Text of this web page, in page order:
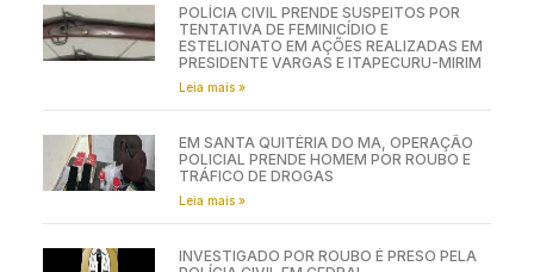
POLÍCIA CIVIL PRENDE SUSPEITOS POR
TENTATIVA DE FEMINICÍDIO E
ESTELIONATO EM AÇÕES REALIZADAS EM
PRESIDENTE VARGAS E ITAPECURU-MIRIM
Leia mais »
EM SANTA QUITÉRIA DO MA, OPERAÇÃO
POLICIAL PRENDE HOMEM POR ROUBO E
TRÁFICO DE DROGAS
Leia mais »
INVESTIGADO POR ROUBO É PRESO PELA